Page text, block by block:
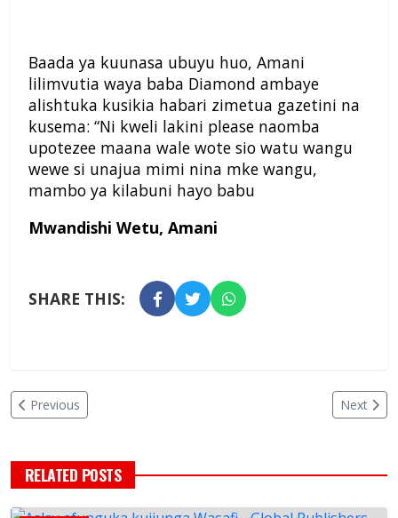
Baada ya kuunasa ubuyu huo, Amani
lilimvutia waya baba Diamond ambaye
alishtuka kusikia habari zimetua gazetini na
kusema: “Ni kweli lakini please naomba
upotezee maana wale wote sio watu wangu
wewe si unajua mimi nina mke wangu,
mambo ya kilabuni hayo babu
Mwandishi Wetu, Amani
SHARE THIS:
Previous Next
RELATED POSTS